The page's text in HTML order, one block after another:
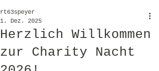
Herzlich Willkommen
zur Charity Nacht
rt63speyer
1. Dez. 2025